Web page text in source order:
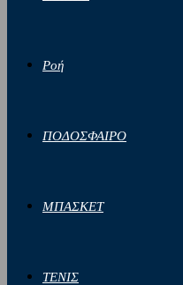
Ροή
ΠΟΔΟΣΦΑΙΡΟ
ΜΠΑΣΚΕΤ
ΤΕΝΙΣ